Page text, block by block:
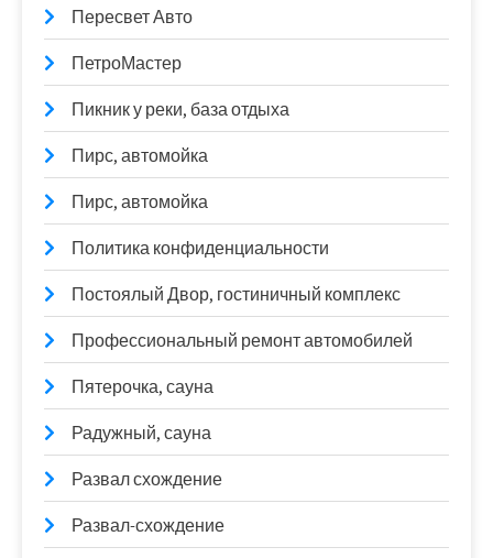
Пересвет Авто
ПетроМастер
Пикник у реки, база отдыха
Пирс, автомойка
Пирс, автомойка
Политика конфиденциальности
Постоялый Двор, гостиничный комплекс
Профессиональный ремонт автомобилей
Пятерочка, сауна
Радужный, сауна
Развал схождение
Развал-схождение